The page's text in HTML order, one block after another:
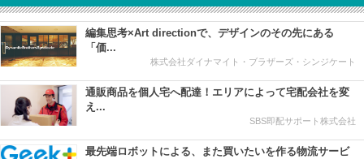
編集思考×Art directionで、デザインのその先にある
「価...
株式会社ダイナマイト・ブラザーズ・シンジケート
通販商品を個人宅へ配達！エリアによって宅配会社を変
え...
SBS即配サポート株式会社
最先端ロボットによる、また買いたいを作る物流サービ